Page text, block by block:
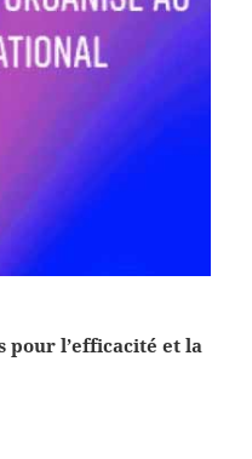
pour l’efficacité et la
en Chine